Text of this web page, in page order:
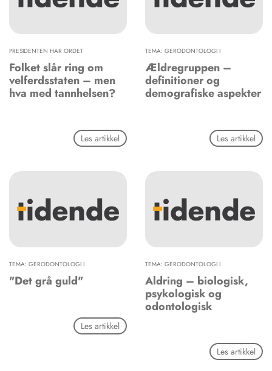
PRESIDENTEN HAR ORDET
Folket slår ring om
velferdsstaten – men
hva med tannhelsen?
Les artikkel
TEMA: GERODONTOLOGI I
Ældregruppen –
definitioner og
demografiske aspekter
Les artikkel
TEMA: GERODONTOLOGI I
"Det grå guld"
Les artikkel
TEMA: GERODONTOLOGI I
Aldring – biologisk,
psykologisk og
odontologisk
Les artikkel